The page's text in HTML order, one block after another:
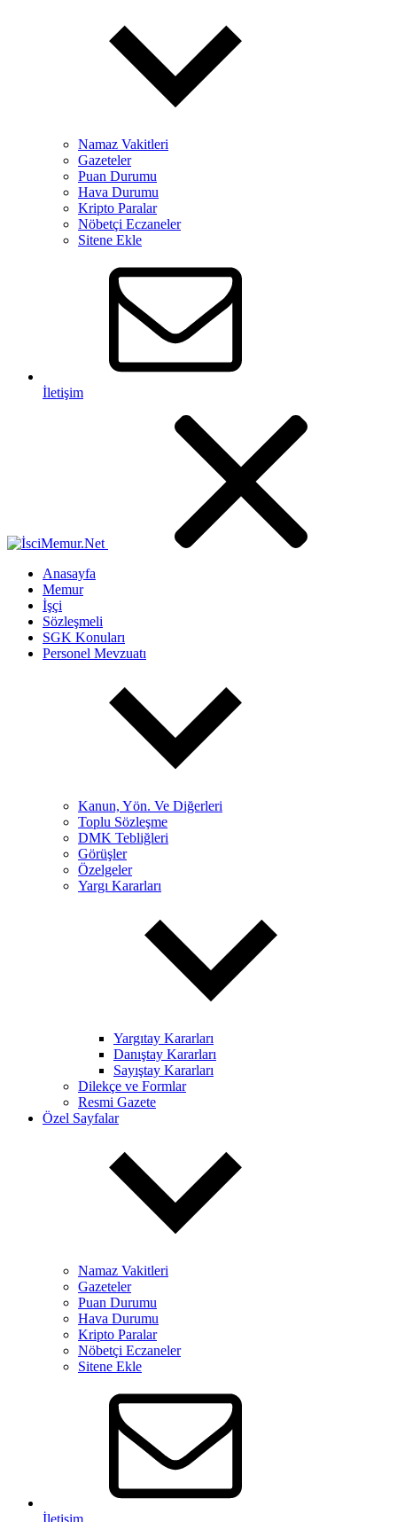
Namaz Vakitleri
Gazeteler
Puan Durumu
Hava Durumu
Kripto Paralar
Nöbetçi Eczaneler
Sitene Ekle
İletişim
Anasayfa
Memur
İşçi
Sözleşmeli
SGK Konuları
Personel Mevzuatı
Kanun, Yön. Ve Diğerleri
Toplu Sözleşme
DMK Tebliğleri
Görüşler
Özelgeler
Yargı Kararları
Yargıtay Kararları
Danıştay Kararları
Sayıştay Kararları
Dilekçe ve Formlar
Resmi Gazete
Özel Sayfalar
Namaz Vakitleri
Gazeteler
Puan Durumu
Hava Durumu
Kripto Paralar
Nöbetçi Eczaneler
Sitene Ekle
İletişim